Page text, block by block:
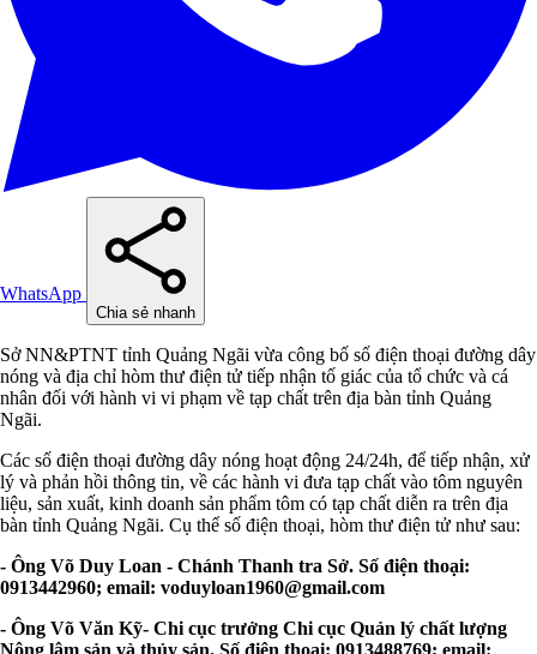
WhatsApp
Chia sẻ nhanh
Sở NN&PTNT tỉnh Quảng Ngãi vừa công bố số điện thoại đường dây
nóng và địa chỉ hòm thư điện tử tiếp nhận tố giác của tổ chức và cá
nhân đối với hành vi vi phạm về tạp chất trên địa bàn tỉnh Quảng
Ngãi.
Các số điện thoại đường dây nóng hoạt động 24/24h, để tiếp nhận, xử
lý và phản hồi thông tin, về các hành vi đưa tạp chất vào tôm nguyên
liệu, sản xuất, kinh doanh sản phẩm tôm có tạp chất diễn ra trên địa
bàn tỉnh Quảng Ngãi. Cụ thể số điện thoại, hòm thư điện tử như sau:
- Ông Võ Duy Loan - Chánh Thanh tra Sở. Số điện thoại:
0913442960; email: voduyloan1960@gmail.com
- Ông Võ Văn Kỹ- Chi cục trưởng Chi cục Quản lý chất lượng
Nông lâm sản và thủy sản. Số điện thoại: 0913488769; email: